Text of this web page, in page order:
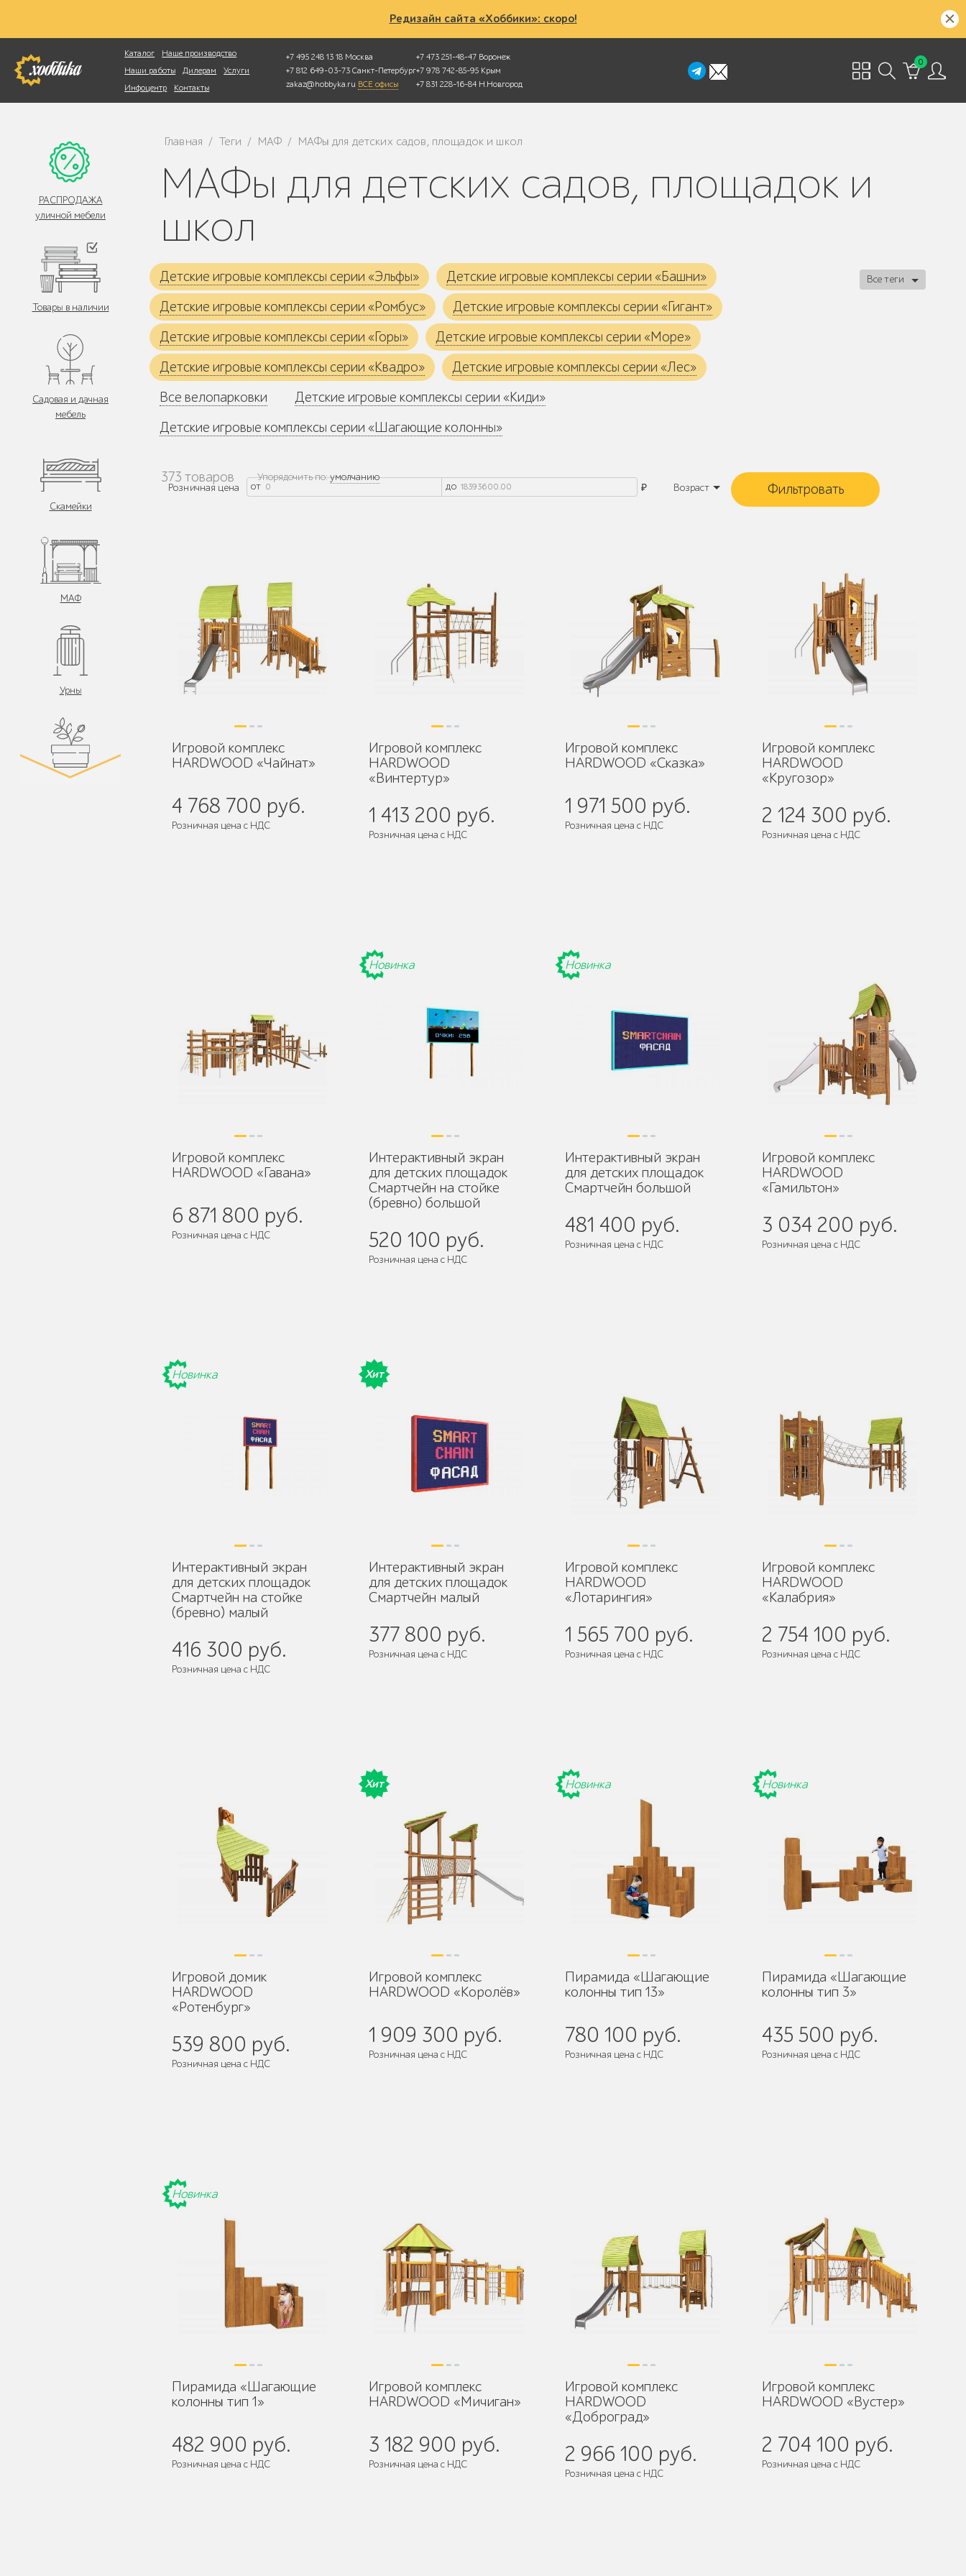
Редизайн сайта «Хоббики»: скоро!
Каталог
Наше производство
Наши работы
Дилерам
Услуги
Инфоцентр
Контакты
+7 495 248 13 18 Москва
+7 812 649-03-73 Санкт-Петербург
zakaz@hobbyka.ru ВСЕ офисы
+7 473 251-48-47 Воронеж
+7 978 742-85-95 Крым
+7 831 228-16-84 Н.Новгород
0
Фотопоиск
РАСПРОДАЖА
уличной мебели
Товары в наличии
Садовая и дачная
мебель
Скамейки
МАФ
Урны
Цветочницы и
Главная / Теги / МАФ / МАФы для детских садов, площадок и школ
МАФы для детских садов, площадок и
школ
Детские игровые комплексы серии «Эльфы»
Детские игровые комплексы серии «Башни»
Детские игровые комплексы серии «Ромбус»
Детские игровые комплексы серии «Гигант»
Детские игровые комплексы серии «Горы»
Детские игровые комплексы серии «Море»
Детские игровые комплексы серии «Квадро»
Детские игровые комплексы серии «Лес»
Все велопарковки
Детские игровые комплексы серии «Киди»
Детские игровые комплексы серии «Шагающие колонны»
Все теги
373 товаров Упорядочить по:умолчанию
Розничная цена
от до ₽ Возраст
Игровой комплекс
HARDWOOD «Чайнат»
4 768 700 руб.
Розничная цена с НДС
Игровой комплекс
HARDWOOD
«Винтертур»
1 413 200 руб.
Розничная цена с НДС
Игровой комплекс
HARDWOOD «Сказка»
1 971 500 руб.
Розничная цена с НДС
Игровой комплекс
HARDWOOD
«Кругозор»
2 124 300 руб.
Розничная цена с НДС
Игровой комплекс
HARDWOOD «Гавана»
6 871 800 руб.
Розничная цена с НДС
Новинка
Интерактивный экран
для детских площадок
Смартчейн на стойке
(бревно) большой
520 100 руб.
Розничная цена с НДС
Новинка
Интерактивный экран
для детских площадок
Смартчейн большой
481 400 руб.
Розничная цена с НДС
Игровой комплекс
HARDWOOD
«Гамильтон»
3 034 200 руб.
Розничная цена с НДС
Новинка
Интерактивный экран
для детских площадок
Смартчейн на стойке
(бревно) малый
416 300 руб.
Розничная цена с НДС
Хит
Интерактивный экран
для детских площадок
Смартчейн малый
377 800 руб.
Розничная цена с НДС
Игровой комплекс
HARDWOOD
«Лотарингия»
1 565 700 руб.
Розничная цена с НДС
Игровой комплекс
HARDWOOD
«Калабрия»
2 754 100 руб.
Розничная цена с НДС
Игровой домик
HARDWOOD
«Ротенбург»
539 800 руб.
Розничная цена с НДС
Хит
Игровой комплекс
HARDWOOD «Королёв»
1 909 300 руб.
Розничная цена с НДС
Новинка
Пирамида «Шагающие
колонны тип 13»
780 100 руб.
Розничная цена с НДС
Новинка
Пирамида «Шагающие
колонны тип 3»
435 500 руб.
Розничная цена с НДС
Новинка
Пирамида «Шагающие
колонны тип 1»
482 900 руб.
Розничная цена с НДС
Игровой комплекс
HARDWOOD «Мичиган»
3 182 900 руб.
Розничная цена с НДС
Игровой комплекс
HARDWOOD
«Доброград»
2 966 100 руб.
Розничная цена с НДС
Игровой комплекс
HARDWOOD «Вустер»
2 704 100 руб.
Розничная цена с НДС